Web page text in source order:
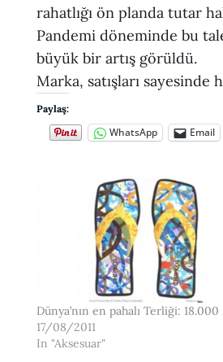
rahatlığı ön planda tutar
Pandemi döneminde bu
büyük bir artış görüldü.
Marka, satışları sayesinde
Paylaş:
WhatsApp Email
Dünya’nın en pahalı Terliği:
17/08/2011
In "Aksesuar"